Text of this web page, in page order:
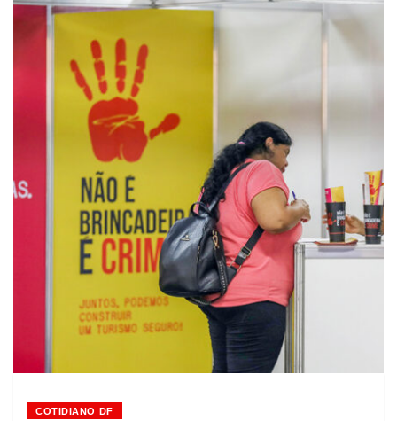
COTIDIANO DF